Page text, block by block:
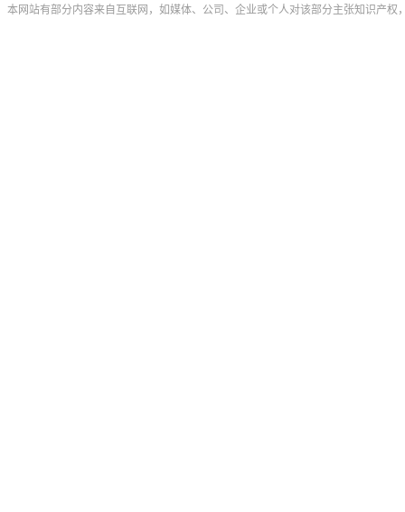
本网站有部分内容来自互联网，如媒体、公司、企业或个人对该部分主张知识产